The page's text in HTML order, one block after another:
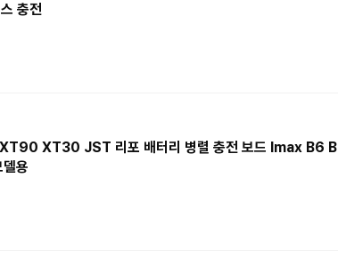
충전
XT30 JST 리포 배터리 병렬 충전 보드 Imax B6 B
용